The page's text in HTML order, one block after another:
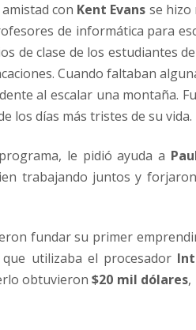
con Kent Evans se hizo
de informática para
de clase de los estudiantes
Cuando faltaban
al escalar una montaña.
los días más tristes de su vida.
le pidió ayuda a
trabajando juntos y
fundar su primer
que utilizaba el procesador
obtuvieron$20 mil dólares,